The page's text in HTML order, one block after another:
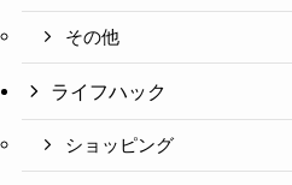
その他
ライフハック
ショッピング